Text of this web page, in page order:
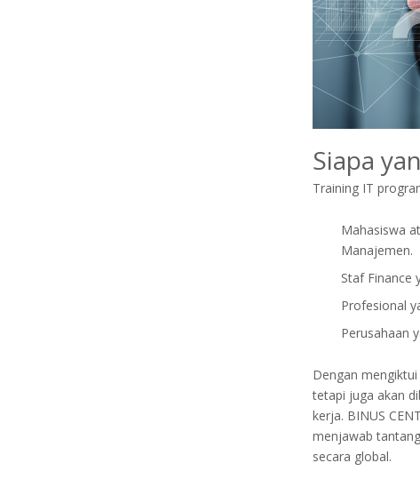
Siapa
Training IT
Mahasiswa
Manajemen.
Staf Finance
Profesional
Perusahaan
Dengan
tetapi juga akan
kerja. BINUS
menjawab
secara global.